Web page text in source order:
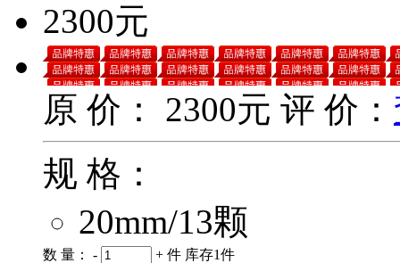
2300元
原 价： 2300元 评 价：
规 格：
20mm/13颗
数 量： - + 件 库存1件